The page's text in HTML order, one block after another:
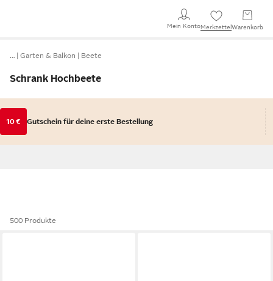
Mein KontoMerkzettel Warenkorb
… Garten & Balkon Beete
Schrank Hochbeete
10 € Gutschein für deine erste Bestellung
500 Produkte